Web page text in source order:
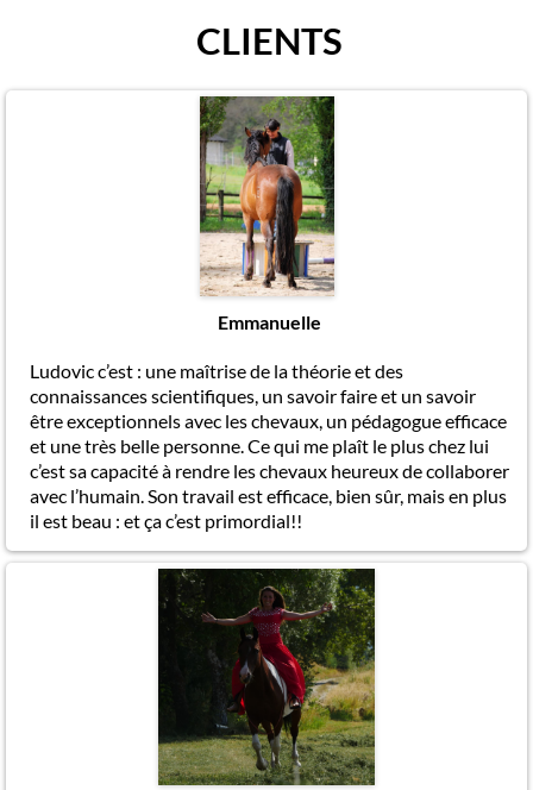
CLIENTS
Emmanuelle
Ludovic c’est : une maîtrise de la théorie et des
connaissances scientifiques, un savoir faire et un savoir
être exceptionnels avec les chevaux, un pédagogue efficace
et une très belle personne. Ce qui me plaît le plus chez lui
c’est sa capacité à rendre les chevaux heureux de collaborer
avec l’humain. Son travail est efficace, bien sûr, mais en plus
il est beau : et ça c’est primordial!!